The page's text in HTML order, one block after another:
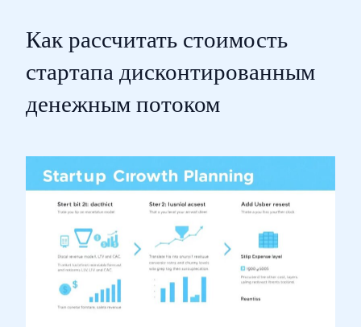
Как рассчитать стоимость
стартапа дисконтированным
денежным потоком